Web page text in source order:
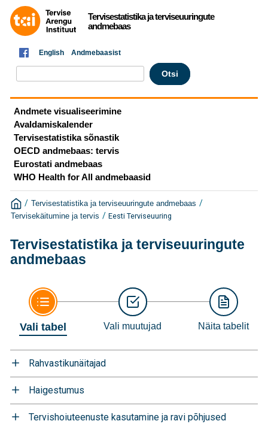
Tervisestatistika ja terviseuuringute
andmebaas
English Andmebaasist
Andmete visualiseerimine
Avaldamiskalender
Tervisestatistika sõnastik
OECD andmebaas: tervis
Eurostati andmebaas
WHO Health for All andmebaasid
/ Tervisestatistika ja terviseuuringute andmebaas /
Tervisekäitumine ja tervis / Eesti Terviseuuring
Tervisestatistika ja terviseuuringute
andmebaas
Vali tabel Vali muutujad Näita tabelit
Rahvastikunäitajad
Haigestumus
Tervishoiuteenuste kasutamine ja ravi põhjused